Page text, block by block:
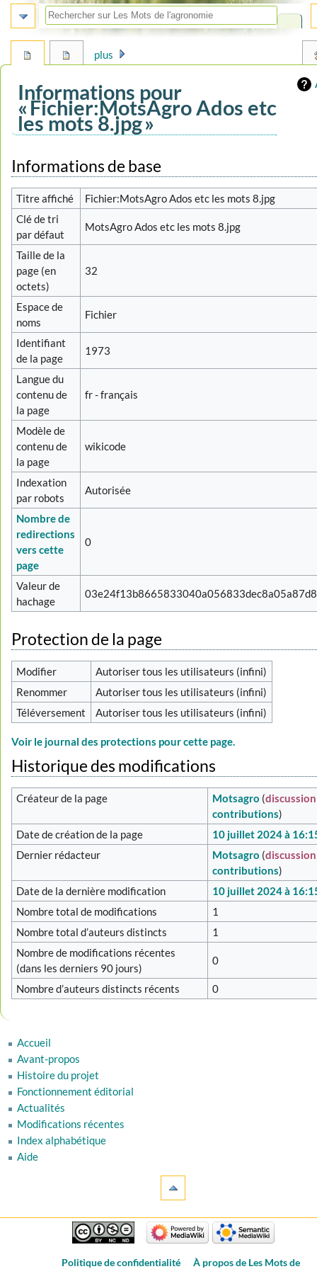
Informations pour
« Fichier:MotsAgro Ados etc
les mots 8.jpg »
Aller
à
la
navigation
Aller
à
la
recherche
Informations de base
Titre affiché
Fichier:MotsAgro Ados etc les mots 8.jpg
Clé de tri
par défaut
MotsAgro Ados etc les mots 8.jpg
Taille de la
page (en
octets)
32
Espace de
noms
Fichier
Identifiant
de la page
1973
Langue du
contenu de
la page
fr - français
Modèle de
contenu de
la page
wikicode
Indexation
par robots
Autorisée
Nombre de
redirections
vers cette
page
0
Valeur de
hachage
Protection de la page
Modifier
Autoriser tous les utilisateurs (infini)
Renommer
Autoriser tous les utilisateurs (infini)
Téléversement
Autoriser tous les utilisateurs (infini)
Voir le journal des protections pour cette page.
Historique des modifications
Créateur de la page Motsagro (discussion
contributions)
Date de création de la page
10 juillet 2024 à
Dernier rédacteur
Motsagro (discussion
contributions)
Date de la dernière modification
10 juillet 2024 à
Nombre total de modifications
1
Nombre total d’auteurs distincts
1
Nombre de modifications récentes
(dans les derniers 90 jours)
0
Nombre d’auteurs distincts récents 0
plus
Accueil
Avant-propos
Histoire du projet
Fonctionnement éditorial
Actualités
Modifications récentes
Index alphabétique
Aide
Politique de confidentialité
À propos de Les Mots de